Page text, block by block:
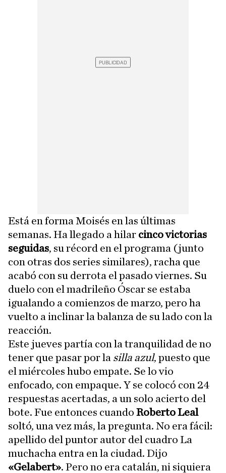
Está en forma Moisés en las últimas
semanas. Ha llegado a hilar cinco victorias
seguidas, su récord en el programa (junto
con otras dos series similares), racha que
acabó con su derrota el pasado viernes. Su
duelo con el madrileño Óscar se estaba
igualando a comienzos de marzo, pero ha
vuelto a inclinar la balanza de su lado con la
reacción.
Este jueves partía con la tranquilidad de no
tener que pasar por la silla azul, puesto que
el miércoles hubo empate. Se lo vio
enfocado, con empaque. Y se colocó con 24
respuestas acertadas, a un solo acierto del
bote. Fue entonces cuando Roberto Leal
soltó, una vez más, la pregunta. No era fácil:
apellido del puntor autor del cuadro La
muchacha entra en la ciudad. Dijo
«Gelabert». Pero no era catalán, ni siquiera